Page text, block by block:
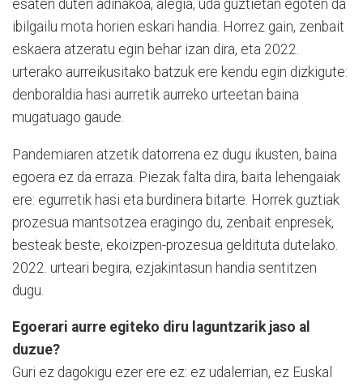
esaten duten adinakoa, alegia, uda guztietan egoten da
ibilgailu mota horien eskari handia. Horrez gain, zenbait
eskaera atzeratu egin behar izan dira, eta 2022.
urterako aurreikusitako batzuk ere kendu egin dizkigute:
denboraldia hasi aurretik aurreko urteetan baina
mugatuago gaude.
Pandemiaren atzetik datorrena ez dugu ikusten, baina
egoera ez da erraza. Piezak falta dira, baita lehengaiak
ere: egurretik hasi eta burdinera bitarte. Horrek guztiak
prozesua mantsotzea eragingo du, zenbait enpresek,
besteak beste, ekoizpen-prozesua geldituta dutelako.
2022. urteari begira, ezjakintasun handia sentitzen
dugu.
Egoerari aurre egiteko diru laguntzarik jaso al
duzue?
Guri ez dagokigu ezer ere ez: ez udalerrian, ez Euskal